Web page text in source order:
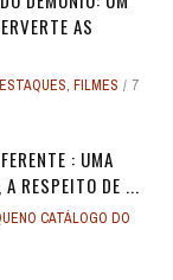
AS
, FILMES
7
: UMA
A RESPEITO DE ...
CATÁLOGO DO